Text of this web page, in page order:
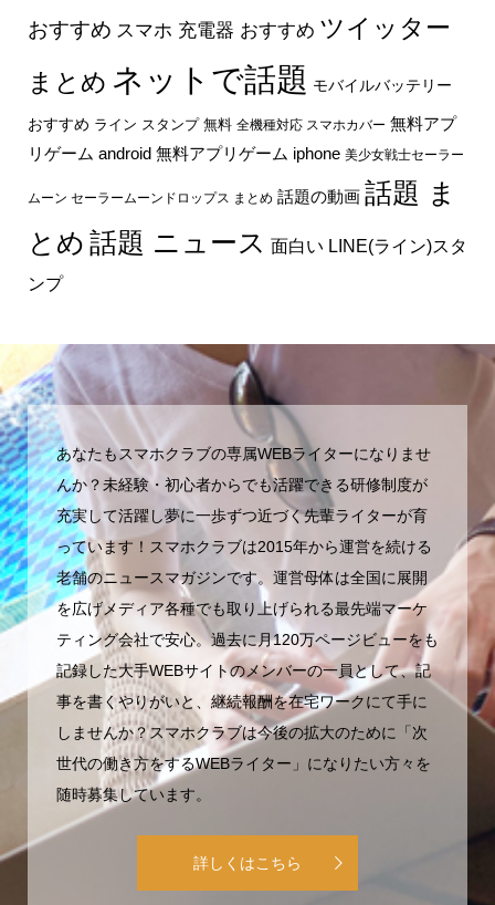
おすすめ スマホ 充電器 おすすめ ツイッター
まとめ ネットで話題 モバイルバッテリー
おすすめ ライン スタンプ 無料 全機種対応 スマホカバー 無料アプ
リゲーム android 無料アプリゲーム iphone 美少女戦士セーラー
ムーン セーラームーンドロップス まとめ 話題の動画 話題 ま
とめ 話題 ニュース 面白い LINE(ライン)スタ
ンプ
あなたもスマホクラブの専属WEBライターになりませ
んか？未経験・初心者からでも活躍できる研修制度が
充実して活躍し夢に一歩ずつ近づく先輩ライターが育
っています！スマホクラブは2015年から運営を続ける
老舗のニュースマガジンです。運営母体は全国に展開
を広げメディア各種でも取り上げられる最先端マーケ
ティング会社で安心。過去に月120万ページビューをも
記録した大手WEBサイトのメンバーの一員として、記
事を書くやりがいと、継続報酬を在宅ワークにて手に
しませんか？スマホクラブは今後の拡大のために「次
世代の働き方をするWEBライター」になりたい方々を
随時募集しています。
詳しくはこちら